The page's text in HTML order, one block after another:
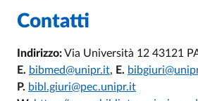
Contatti
Indirizzo:Via Università 12 43121
E. bibmed@unipr.it, E.
P. bibl.giuri@pec.unipr.it